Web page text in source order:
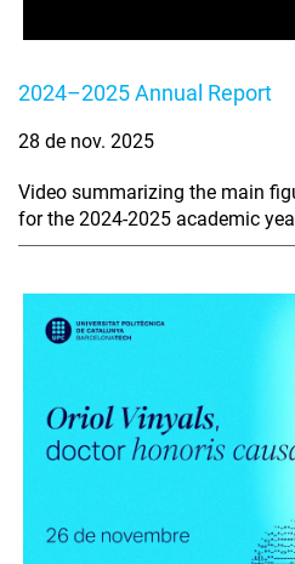
2024–2025 Annual Report
28 de nov. 2025
Video summarizing the main
for the 2024-2025 academic